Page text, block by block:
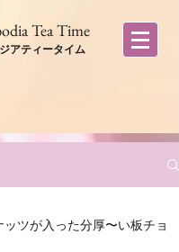
Tea Time
アティータイム
ッツが入った分厚〜い板チョ